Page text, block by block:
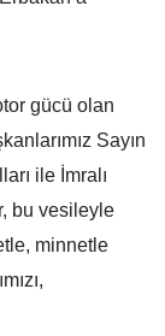
gücü olan
Sayın
ile İmralı
bu vesileyle
minnetle